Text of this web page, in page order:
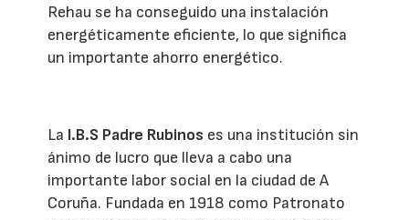
Rehau se ha conseguido una instalación
energéticamente eficiente, lo que significa
un importante ahorro energético.
La I.B.S Padre Rubinos es una institución sin
ánimo de lucro que lleva a cabo una
importante labor social en la ciudad de A
Coruña. Fundada en 1918 como Patronato